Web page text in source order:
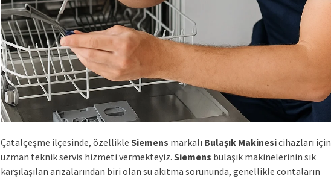
Çatalçeşme ilçesinde, özellikle Siemens markalı Bulaşık Makinesicihazları için
uzman teknik servis hizmeti vermekteyiz. Siemens bulaşık makinelerinin sık
karşılaşılan arızalarından biri olan su akıtma sorununda, genellikle contaların